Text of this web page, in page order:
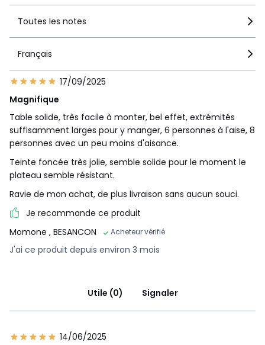
Toutes les notes
Français
17/09/2025
Magnifique
Table solide, très facile à monter, bel effet, extrémités
suffisamment larges pour y manger, 6 personnes à l'aise, 8
personnes avec un peu moins d'aisance.
Teinte foncée très jolie, semble solide pour le moment le
plateau semble résistant.
Ravie de mon achat, de plus livraison sans aucun souci.
Je recommande ce produit
Momone , BESANCON Acheteur vérifié
J'ai ce produit depuis environ 3 mois
Utile (0) Signaler
14/06/2025